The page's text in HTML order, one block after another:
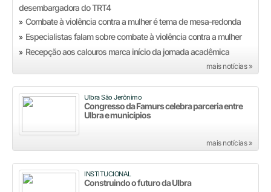
desembargadora do TRT4
» Combate à violência contra a mulher é tema de mesa-redonda
» Especialistas falam sobre combate à violência contra a mulher
» Recepção aos calouros marca início da jornada acadêmica
mais notícias »
Ulbra São Jerônimo
Congresso da Famurs celebra parceria entre
Ulbra e municípios
mais notícias »
INSTITUCIONAL
Construindo o futuro da Ulbra